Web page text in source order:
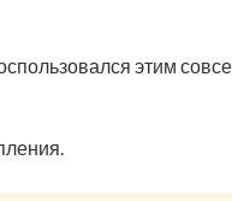
этим